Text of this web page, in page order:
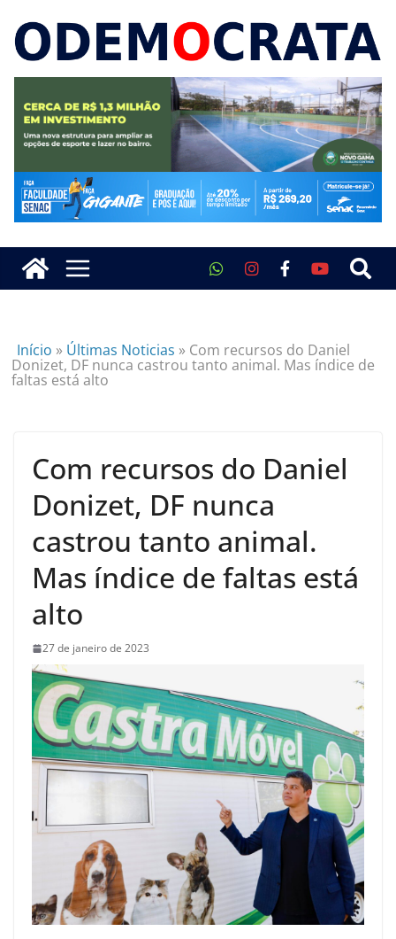
Início » Últimas Noticias » Com recursos do Daniel
Donizet, DF nunca castrou tanto animal. Mas índice de
faltas está alto
Com recursos do Daniel
Donizet, DF nunca
castrou tanto animal.
Mas índice de faltas está
alto
27 de janeiro de 2023